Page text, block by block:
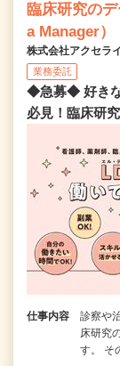
臨床研究の
a Manager）
株式会社アクセラ
業務委託
◆急募◆ 好きな
必見！臨床研
仕事内容
診察や
床研究
す。 そ